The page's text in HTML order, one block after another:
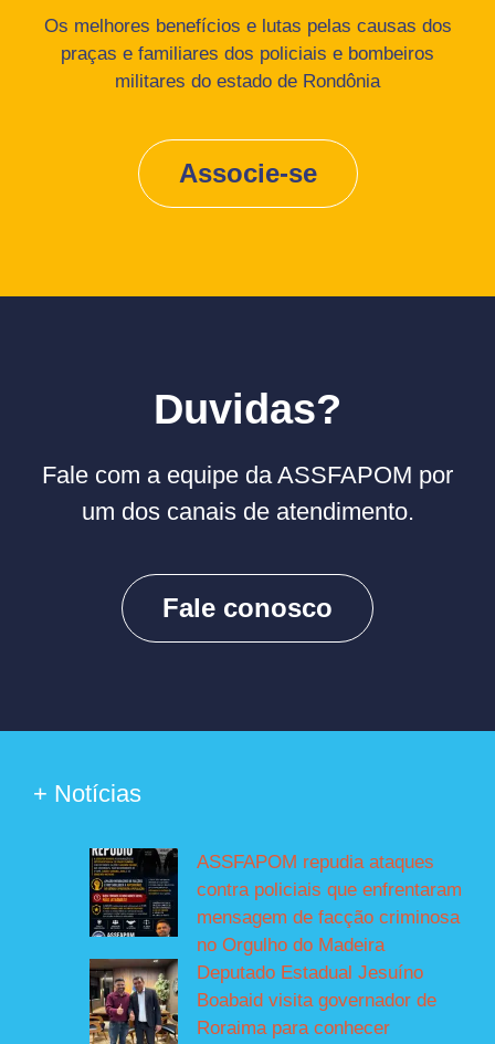
Os melhores benefícios e lutas pelas causas dos
praças e familiares dos policiais e bombeiros
militares do estado de Rondônia
Associe-se
Duvidas?
Fale com a equipe da ASSFAPOM por
um dos canais de atendimento.
Fale conosco
+ Notícias
ASSFAPOM repudia ataques
contra policiais que enfrentaram
mensagem de facção criminosa
no Orgulho do Madeira
Deputado Estadual Jesuíno
Boabaid visita governador de
Roraima para conhecer